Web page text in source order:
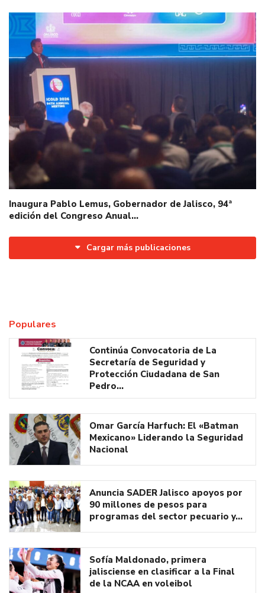
Inaugura Pablo Lemus, Gobernador de Jalisco, 94ª
edición del Congreso Anual…
Cargar más publicaciones
Populares
Continúa Convocatoria de La
Secretaría de Seguridad y
Protección Ciudadana de San
Pedro…
Omar García Harfuch: El «Batman
Mexicano» Liderando la Seguridad
Nacional
Anuncia SADER Jalisco apoyos por
90 millones de pesos para
programas del sector pecuario y…
Sofía Maldonado, primera
jalisciense en clasificar a la Final
de la NCAA en voleibol